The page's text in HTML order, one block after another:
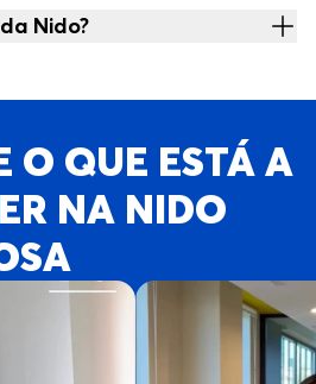
Nido?
O QUE ESTÁ A
NA NIDO